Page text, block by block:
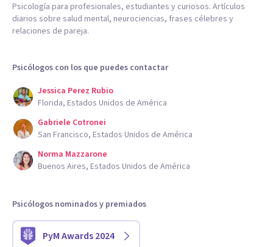
Psicología para profesionales, estudiantes y curiosos. Artículos
diarios sobre salud mental, neurociencias, frases célebres y
relaciones de pareja.
Psicólogos con los que puedes contactar
Jessica Perez Rubio
Florida, Estados Unidos de América
Gabriele Cotronei
San Francisco, Estados Unidos de América
Norma Mazzarone
Buenos Aires, Estados Unidos de América
Psicólogos nominados y premiados
PyM Awards 2024